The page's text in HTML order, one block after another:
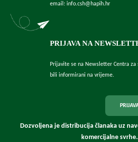
email: info.csh@hapih.hr
PRIJAVA NA
Prijavite se na Newsletter Centra
bili informirani na vrijeme.
Dozvoljena je distribucija članaka uz
komercijalne svrhe.